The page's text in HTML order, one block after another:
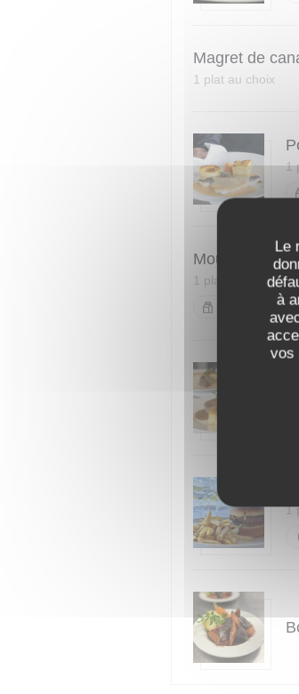
Le
à
vos
Magret de
1 plat au choix
1
Moules
1 plat au choix
1